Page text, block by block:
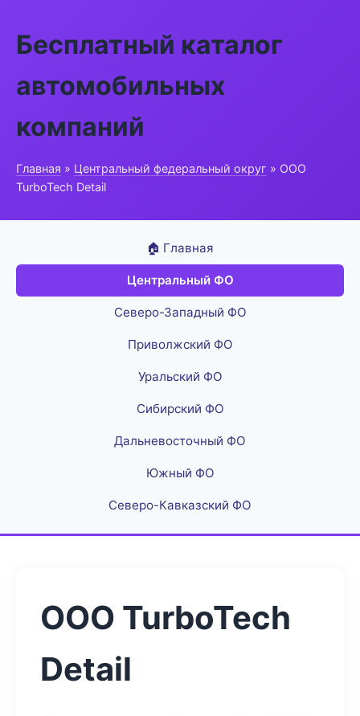
Бесплатный каталог
автомобильных
компаний
Главная » Центральный федеральный округ » ООО
TurboTech Detail
🏠 Главная
Центральный ФО
Северо-Западный ФО
Приволжский ФО
Уральский ФО
Сибирский ФО
Дальневосточный ФО
Южный ФО
Северо-Кавказский ФО
ООО TurboTech
Detail